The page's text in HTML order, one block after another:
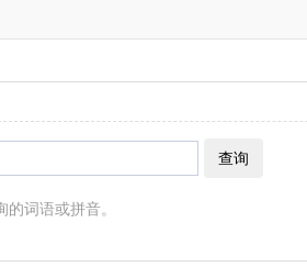
查询
的词语或拼音。